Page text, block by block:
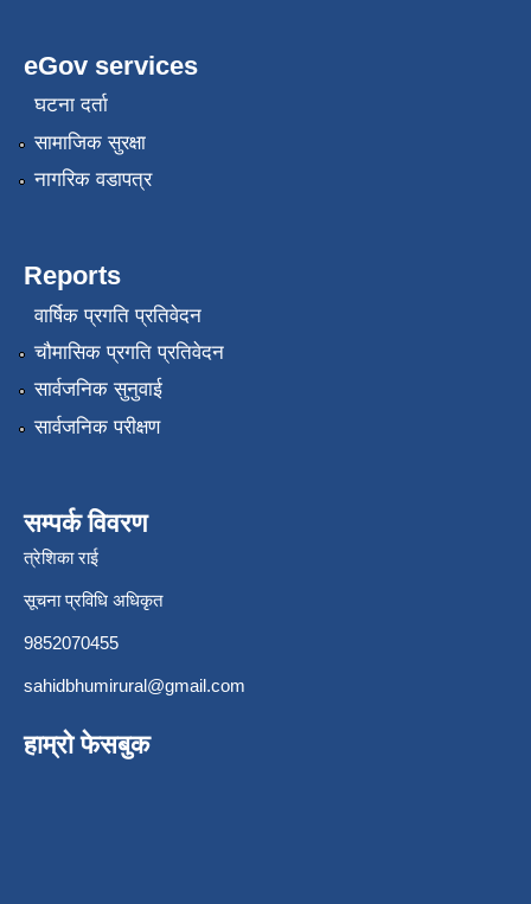
eGov services
घटना दर्ता
सामाजिक सुरक्षा
नागरिक वडापत्र
Reports
वार्षिक प्रगति प्रतिवेदन
चौमासिक प्रगति प्रतिवेदन
सार्वजनिक सुनुवाई
सार्वजनिक परीक्षण
सम्पर्क विवरण
त्रेशिका राई
सूचना प्रविधि अधिकृत
9852070455
sahidbhumirural@gmail.com
हाम्रो फेसबुक